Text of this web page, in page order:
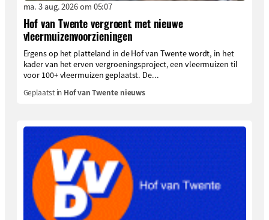
ma. 3 aug. 2026 om 05:07
Hof van Twente vergroent met nieuwe
vleermuizenvoorzieningen
Ergens op het platteland in de Hof van Twente wordt, in het
kader van het erven vergroeningsproject, een vleermuizen til
voor 100+ vleermuizen geplaatst. De...
Geplaatst in Hof van Twente nieuws